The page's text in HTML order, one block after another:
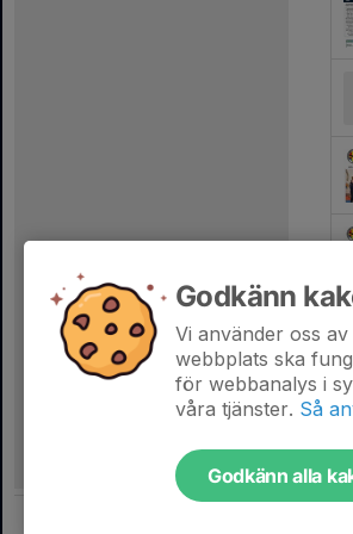
Godkänn
Vi använder oss
webbplats ska
för webbanalys i
våra tjänster. Så
Godkänn alla